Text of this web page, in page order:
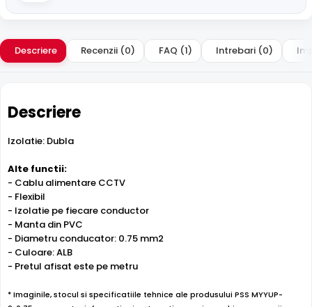
Descriere Recenzii (0) FAQ (1) Intrebari (0)
Descriere
Izolatie: Dubla
Alte functii:
- Cablu alimentare CCTV
- Flexibil
- Izolatie pe fiecare conductor
- Manta din PVC
- Diametru conducator: 0.75 mm2
- Culoare: ALB
- Pretul afisat este pe metru
* Imaginile, stocul si specificatiile tehnice ale produsului PSS MYYUP-